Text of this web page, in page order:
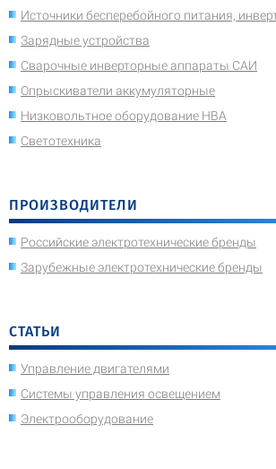
Источники бесперебойного питания,
Зарядные устройства
Сварочные инверторные аппараты САИ
Опрыскиватели аккумуляторные
Низковольтное оборудование НВА
Светотехника
ПРОИЗВОДИТЕЛИ
Российские электротехнические бренды
Зарубежные электротехнические бренды
СТАТЬИ
Управление двигателями
Системы управления освещением
Электрооборудование